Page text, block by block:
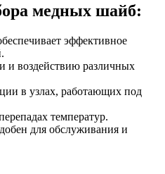
медных шайб:
эффективное
и воздействию различных
в узлах, работающих под
температур.
для обслуживания и